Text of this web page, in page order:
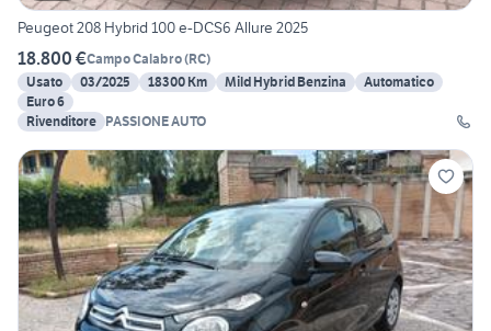
Peugeot 208 Hybrid 100 e-DCS6 Allure 2025
18.800 €Campo Calabro(RC)
Usato
03/2025 18300 Km Mild Hybrid Benzina
Automatico
Euro 6
Rivenditore PASSIONE AUTO